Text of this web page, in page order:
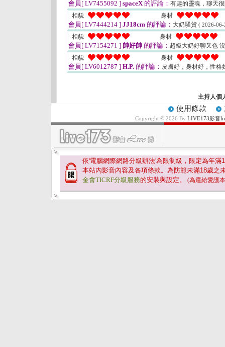
會員[ LV7455092 ] spaceX的評論： 有趣的靈魂，聊天
相貌
身材
會員[ LV7444214 ] JJ18cm 的評論： 大奶騷貨 ( 2026-
相貌 身材
會員[ LV7154271 ] 帥好帥 的評論： 超級大奶好聊又色
相貌
身材
會員[ LV6012787 ] H.P. 的評論： 皮膚好，身材好，性格
主持人個
使用條款
Copyright © 2026 By LIVE173影音
依'電腦網際網路分級辦法'為限制級，限定為年滿
本站內影音內容及各項條款。為防範未滿18歲之
金會TICRF分級服務的安裝與設定。 (為還給愛護